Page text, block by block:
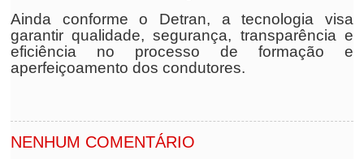
Ainda conforme o Detran, a tecnologia visa
garantir qualidade, segurança, transparência e
eficiência no processo de formação e
aperfeiçoamento dos condutores.
NENHUM COMENTÁRIO